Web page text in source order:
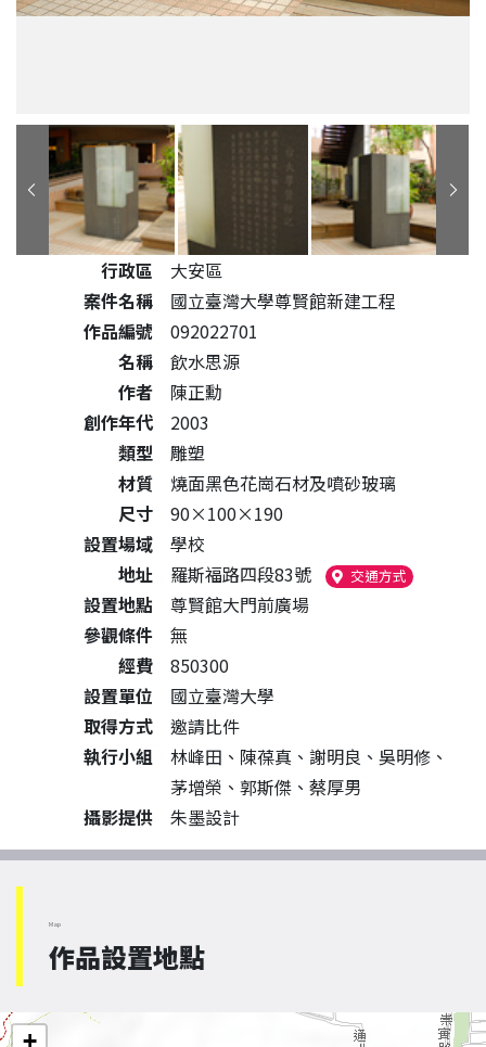
公共藝術作品詳細資料
行政區
大安區
案件名稱
國立臺灣大學尊賢館新建工程
作品編號
092022701
名稱
飲水思源
作者
陳正勳
創作年代
2003
類型
雕塑
材質
燒面黑色花崗石材及噴砂玻璃
尺寸
90×100×190
設置場域
學校
地址
羅斯福路四段83號 交通方式（另開新視
設置地點
尊賢館大門前廣場
參觀條件
無
經費
850300
設置單位
國立臺灣大學
取得方式
邀請比件
執行小組
林峰田、陳葆真、謝明良、吳明修、
茅增榮、郭斯傑、蔡厚男
攝影提供
朱墨設計
Map
作品設置地點
+